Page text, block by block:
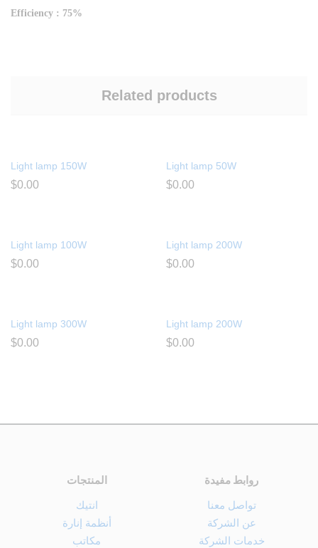
Efficiency : 75%
Related products
Light lamp 150W
$0.00
Light lamp 50W
$0.00
Light lamp 100W
$0.00
Light lamp 200W
$0.00
Light lamp 300W
$0.00
Light lamp 200W
$0.00
المنتجات
انتيك
أنظمة إنارة
مكاتب
روابط مفيدة
تواصل معنا
عن الشركة
خدمات الشركة